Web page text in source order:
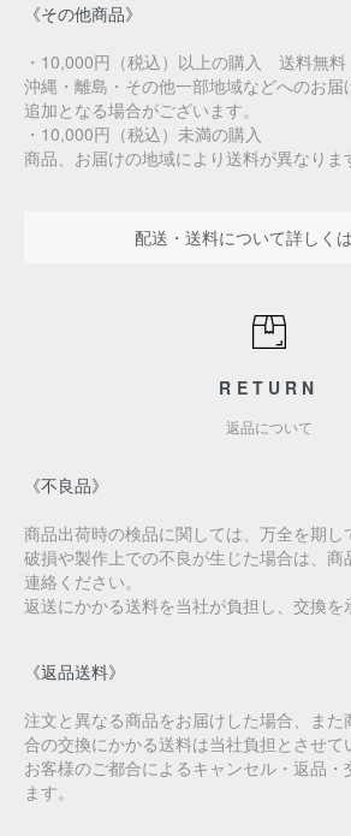
《その他商品》
・10,000円（税込）以上の購入 送料無料
沖縄・離島・その他一部地域などへのお
追加となる場合がございます。
・10,000円（税込）未満の購入
商品、お届けの地域により送料が異なりま
配送・送料について詳しく
RETURN
返品について
《不良品》
商品出荷時の検品に関しては、万全を期
破損や製作上での不良が生じた場合は、
連絡ください。
返送にかかる送料を当社が負担し、交換を
《返品送料》
注文と異なる商品をお届けした場合、ま
合の交換にかかる送料は当社負担とさせて
お客様のご都合によるキャンセル・返品
ます。